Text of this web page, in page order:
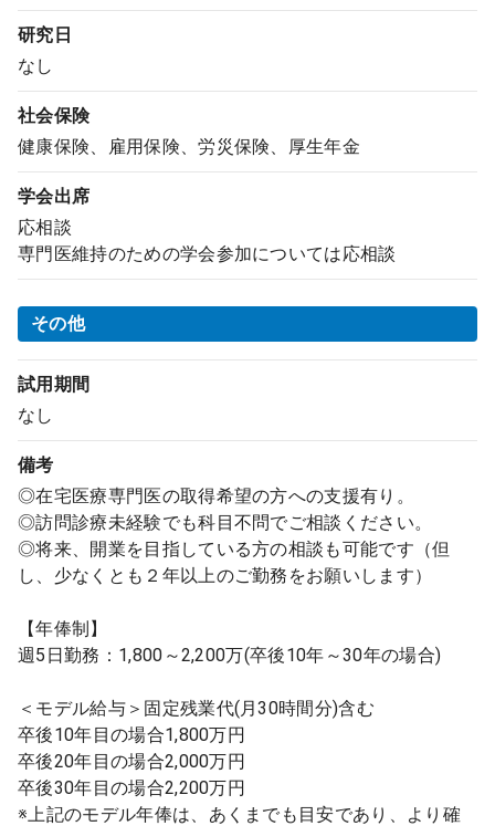
研究日
なし
社会保険
健康保険、雇用保険、労災保険、厚生年金
学会出席
応相談
専門医維持のための学会参加については応相談
その他
試用期間
なし
備考
◎在宅医療専門医の取得希望の方への支援有り。
◎訪問診療未経験でも科目不問でご相談ください。
◎将来、開業を目指している方の相談も可能です（但
し、少なくとも２年以上のご勤務をお願いします）
【年俸制】
週5日勤務：1,800～2,200万(卒後10年～30年の場合)
＜モデル給与＞固定残業代(月30時間分)含む
卒後10年目の場合1,800万円
卒後20年目の場合2,000万円
卒後30年目の場合2,200万円
※上記のモデル年俸は、あくまでも目安であり、より確